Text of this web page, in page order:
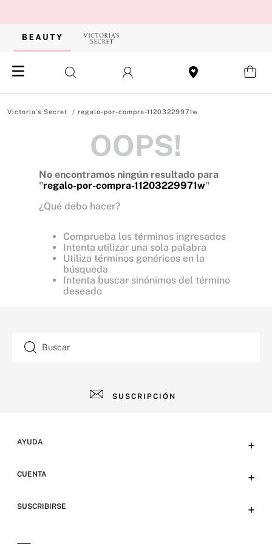
regalo-por-compra-11203229971w
OOPS!
No encontramos ningún resultado para
"regalo-por-compra-11203229971w"
¿Qué debo hacer?
Comprueba los términos ingresados
Intenta utilizar una sola palabra
Utiliza términos genéricos en la
búsqueda
Intenta buscar sinónimos del término
deseado
Buscar
SUSCRIPCIÓN
AYUDA +
Preguntas frecuentes
CUENTA +
SUSCRIBIRSE +